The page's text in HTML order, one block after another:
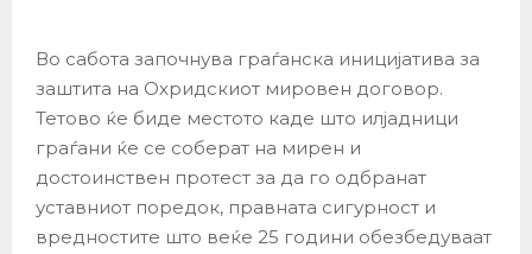
Во сабота започнува граѓанска иницијатива за
заштита на Охридскиот мировен договор.
Тетово ќе биде местото каде што илјадници
граѓани ќе се соберат на мирен и
достоинствен протест за да го одбранат
уставниот поредок, правната сигурност и
вредностите што веќе 25 години обезбедуваат